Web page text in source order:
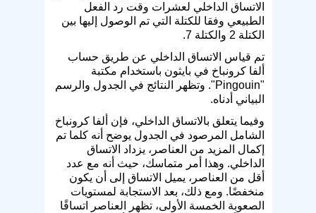
الاتساق الداخلي لعشرات وقت رد الفعل
الطبيعي وفقا للكتلة التي تم الوصول إليها بين
الكتلة 2 والكتلة 7.
تم قياس الاتساق الداخلي عن طريق حساب
ألفا كرونباخ في بايثون باستخدام مكتبة
"Pingouin". وتظهر النتائج في الجدول والرسم
البياني أدناه.
وفيما يتعلق بالاتساق الداخلي، فإن ألفا كرونباخ
الشامل المرصود في الجدول يوضح أنه كلما تم
إكمال المزيد من العناصر، يزداد الاتساق
الداخلي. وهذا أمر متماسك، حيث أنه مع عدد
أقل من العناصر، يميل الاتساق إلى أن يكون
منخفضًا. ومع ذلك، بعد الاستجابة لمستويات
الصعوبة الخمسة الأولى، تظهر العناصر اتساقًا